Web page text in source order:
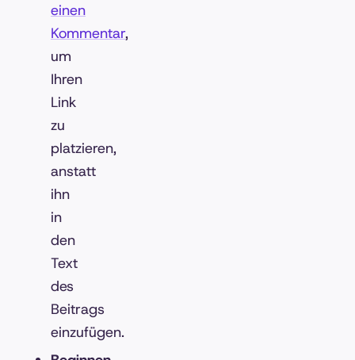
einen
Kommentar,
um
Ihren
Link
zu
platzieren,
anstatt
ihn
in
den
Text
des
Beitrags
einzufügen.